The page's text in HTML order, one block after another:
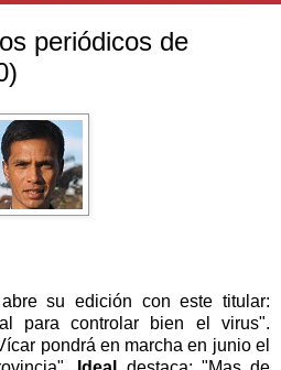
periódicos de
abre su edición con este titular:
para controlar bien el virus".
pondrá en marcha en junio el